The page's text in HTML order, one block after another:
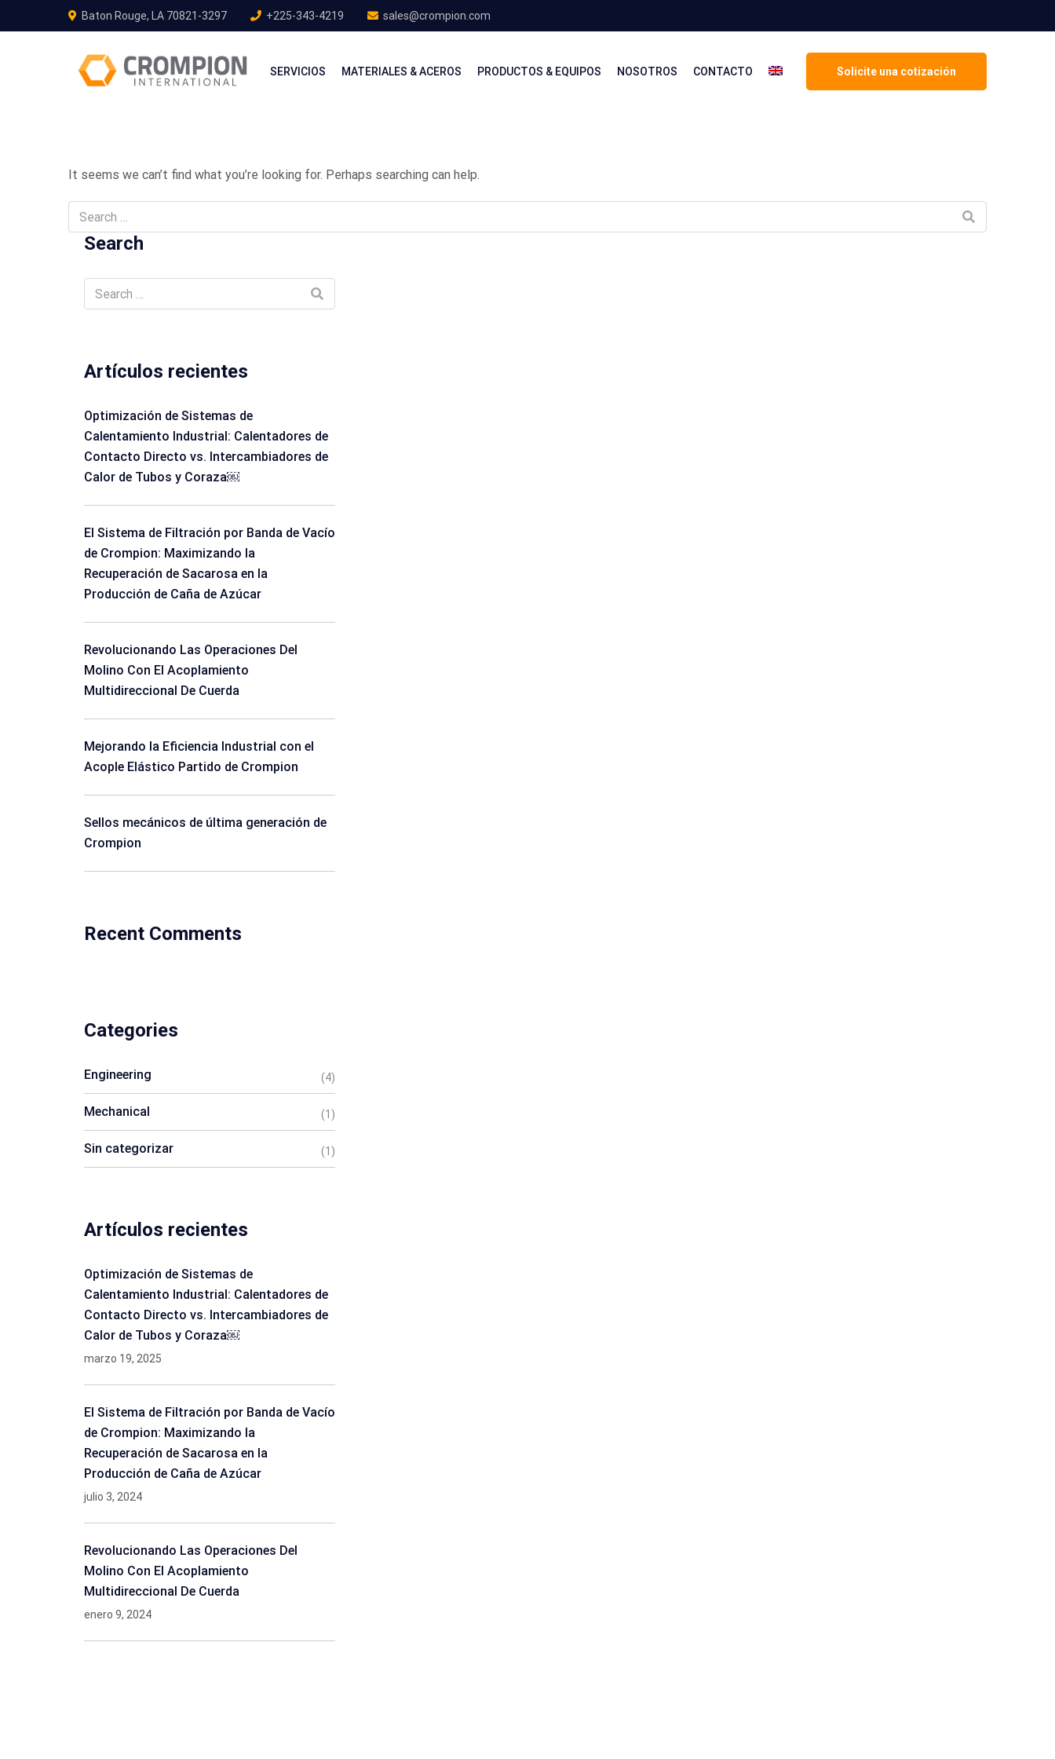
Baton Rouge, LA 70821-3297 +225-343-4219 sales@crompion.com
Solicite una cotización
SERVICIOS MATERIALES & ACEROS PRODUCTOS & EQUIPOS NOSOTROS CONTACTO
It seems we can’t find what you’re looking for. Perhaps searching can help.
Search
Artículos recientes
Optimización de Sistemas de
Calentamiento Industrial: Calentadores de
Contacto Directo vs. Intercambiadores de
Calor de Tubos y Coraza￼
El Sistema de Filtración por Banda de Vacío
de Crompion: Maximizando la
Recuperación de Sacarosa en la
Producción de Caña de Azúcar
Revolucionando Las Operaciones Del
Molino Con El Acoplamiento
Multidireccional De Cuerda
Mejorando la Eficiencia Industrial con el
Acople Elástico Partido de Crompion
Sellos mecánicos de última generación de
Crompion
Recent Comments
Categories
Engineering (4)
Mechanical (1)
Sin categorizar (1)
Artículos recientes
Optimización de Sistemas de
Calentamiento Industrial: Calentadores de
Contacto Directo vs. Intercambiadores de
Calor de Tubos y Coraza￼
marzo 19, 2025
El Sistema de Filtración por Banda de Vacío
de Crompion: Maximizando la
Recuperación de Sacarosa en la
Producción de Caña de Azúcar
julio 3, 2024
Revolucionando Las Operaciones Del
Molino Con El Acoplamiento
Multidireccional De Cuerda
enero 9, 2024